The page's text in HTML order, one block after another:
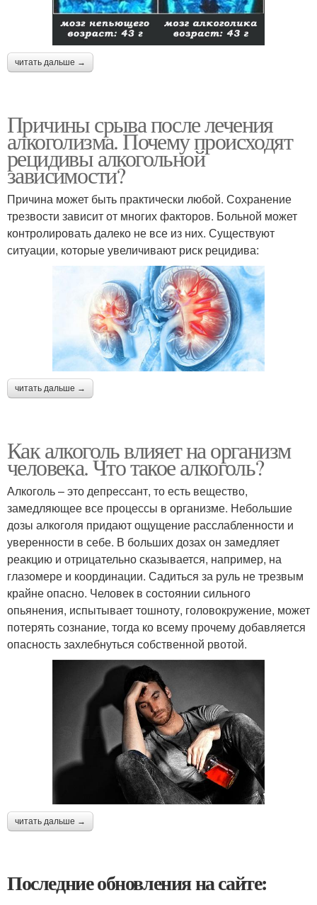
читать дальше →
Причины срыва после лечения
алкоголизма. Почему происходят
рецидивы алкогольной
зависимости?
Причина может быть практически любой. Сохранение
трезвости зависит от многих факторов. Больной может
контролировать далеко не все из них. Существуют
ситуации, которые увеличивают риск рецидива:
читать дальше →
Как алкоголь влияет на организм
человека. Что такое алкоголь?
Алкоголь – это депрессант, то есть вещество,
замедляющее все процессы в организме. Небольшие
дозы алкоголя придают ощущение расслабленности и
уверенности в себе. В больших дозах он замедляет
реакцию и отрицательно сказывается, например, на
глазомере и координации. Садиться за руль не трезвым
крайне опасно. Человек в состоянии сильного
опьянения, испытывает тошноту, головокружение, может
потерять сознание, тогда ко всему прочему добавляется
опасность захлебнуться собственной рвотой.
читать дальше →
Последние обновления на сайте: